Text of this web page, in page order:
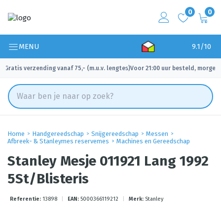
0 0
MENU 9.1/10
Gratis verzending vanaf 75,- (m.u.v. lengtes)
✓ Voor 21:00 uur besteld, morgen
Home Handgereedschap Snijgereedschap
Messen
Afbreek- & Stanleymes reservemes
Machines en Gereedschap
Stanley Mesje 011921 Lang 1992
5St/Blisteris
Referentie: 13898 EAN: 5000366119212 Merk: Stanley